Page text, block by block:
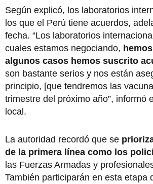
Según explicó, los laboratorios
los que el Perú tiene acuerdos,
fecha. “Los laboratorios
cuales estamos negociando,
algunos casos hemos suscrito
son bastante serios y nos están
principio, [que tendremos las
trimestre del próximo año”, informó
local.
La autoridad recordó que se
de la primera línea como los
las Fuerzas Armadas y
También participarán en esta etapa